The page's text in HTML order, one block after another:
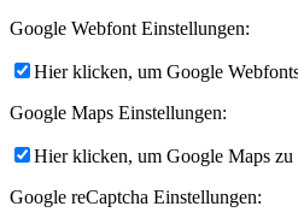
Google Webfont Einstellungen:
Hier klicken, um Google
Google Maps Einstellungen:
Hier klicken, um Google Maps zu
Google reCaptcha Einstellungen: